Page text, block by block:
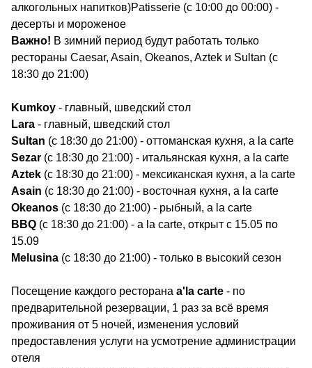
алкогольных напитков)​Patisserie (с 10:00 до 00:00) -
десерты и мороженое
Важно! В зимний период будут работать только
рестораны Caesar, Asain, Okeanos, Aztek и Sultan (с
18:30 до 21:00)
Kumkoy - главный, шведский стол
Lara - главный, шведский стол
Sultan (с 18:30 до 21:00) - оттоманская кухня, a la carte
Sezar (с 18:30 до 21:00) - итальянская кухня, a la carte
Aztek (с 18:30 до 21:00) - мексиканская кухня, a la carte
Asain (с 18:30 до 21:00) - восточная кухня, a la carte
Okeanos (с 18:30 до 21:00) - рыбный, a la carte
BBQ (с 18:30 до 21:00) - a la carte, открыт с 15.05 по
15.09
Melusina (с 18:30 до 21:00) - только в высокий сезон
Посещение каждого ресторана a'la carte - по
предварительной резервации, 1 раз за всё время
проживания от 5 ночей, изменения условий
предоставления услуги на усмотрение администрации
отеля